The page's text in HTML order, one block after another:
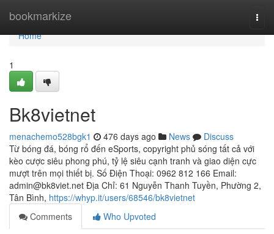
bookmarkize
Home
Home
1
Bk8vietnet
menachemo528bgk1 476 days ago News
Discuss
Từ bóng đá, bóng rổ đến eSports, copyright phủ sóng tất cả với
kèo cược siêu phong phú, tỷ lệ siêu cạnh tranh và giao diện cực
mượt trên mọi thiết bị. Số Điện Thoại: 0962 812 166 Email:
admin@bk8viet.net Địa Chỉ: 61 Nguyễn Thanh Tuyền, Phường 2,
Tân Bình, https://whyp.it/users/68546/bk8vietnet
Comments
Who Upvoted